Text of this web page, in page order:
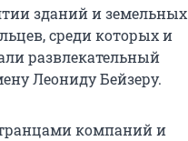
зданий и земельных
среди которых и
развлекательный
Леониду Бейзеру.
компаний и